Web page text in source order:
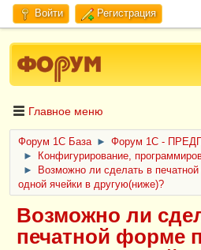
Войти Регистрация
Главное меню
Форум 1C База ►
Форум 1С -
►
Конфигурирование,
►
Возможно ли сделать в
одной ячейки в другую(ниже)?
Возможно ли
печатной форме